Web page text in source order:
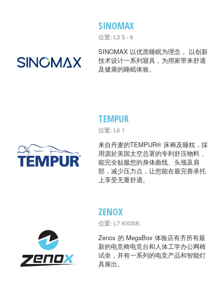
SINOMAX
位置: L3 5 - 6
SINOMAX 以优质睡眠为理念， 以创新
技术设计一系列寢具，为用家带来舒適
及健康的睡眠体验。
TEMPUR
位置: L6 1
来自丹麦的TEMPUR® 床褥及睡枕，採
用源於美国太空总署的专利舒压物料，
能完全贴服您的身体曲线、头颈及肩
部，减少压力点，让您能在最完善承托
上享受无重舒適。
ZENOX
位置: L7 KIOSK
Zenox 的 MegaBox 体验店有齐所有最
新的电竞椅电竞台和人体工学办公网椅
试坐，并有一系列的电竞产品和智能灯
具展出。